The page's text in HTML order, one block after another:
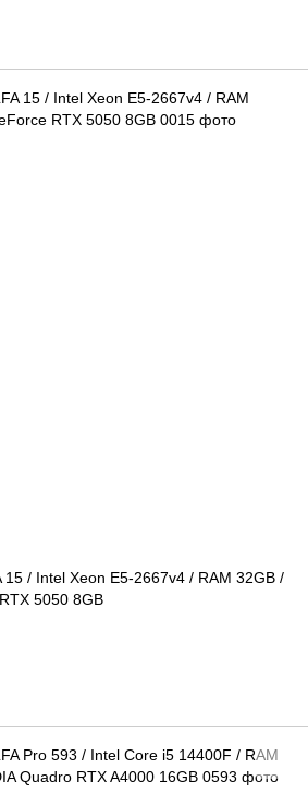
15 / Intel Xeon E5-2667v4 / RAM 32GB /
5050 8GB